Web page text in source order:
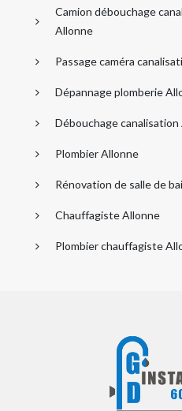
Camion débouchage
Allonne
Passage caméra
Dépannage plomberie
Débouchage
Plombier Allonne
Rénovation de salle de
Chauffagiste Allonne
Plombier chauffagiste